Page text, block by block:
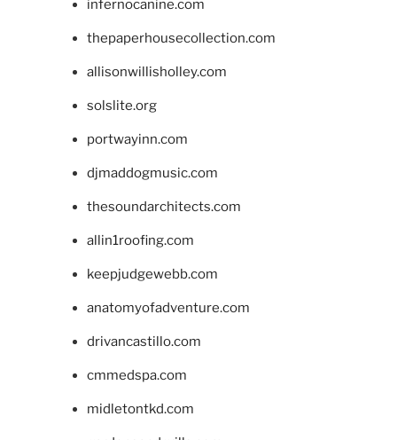
infernocanine.com
thepaperhousecollection.com
allisonwillisholley.com
solslite.org
portwayinn.com
djmaddogmusic.com
thesoundarchitects.com
allin1roofing.com
keepjudgewebb.com
anatomyofadventure.com
drivancastillo.com
cmmedspa.com
midletontkd.com